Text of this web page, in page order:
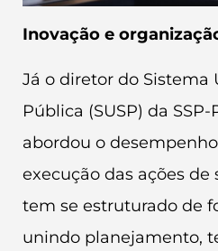
Inovação e
Já o diretor do Sistema
Pública (SUSP) da
abordou o
execução das ações de
tem se estruturado de
unindo planejamento,